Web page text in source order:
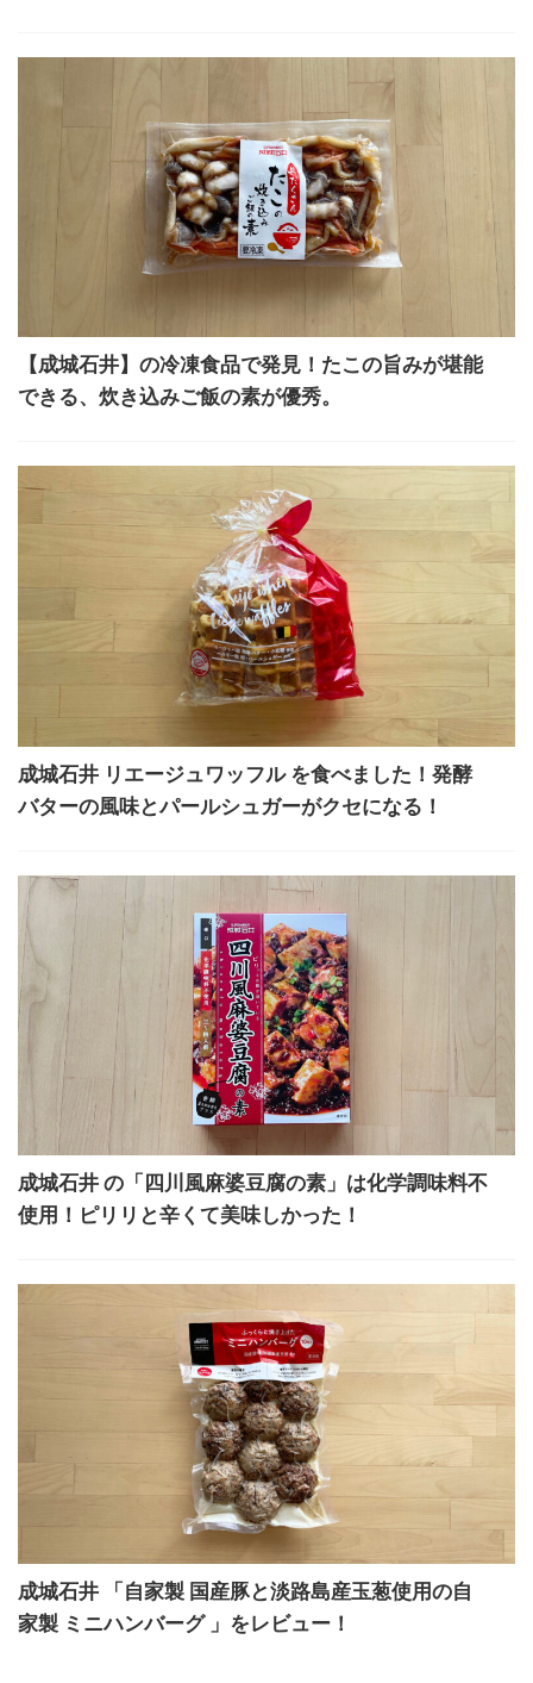
【成城石井】の冷凍食品で発見！たこの旨みが堪能
できる、炊き込みご飯の素が優秀。
成城石井 リエージュワッフル を食べました！発酵
バターの風味とパールシュガーがクセになる！
成城石井 の「四川風麻婆豆腐の素」は化学調味料不
使用！ピリリと辛くて美味しかった！
成城石井 「自家製 国産豚と淡路島産玉葱使用の自
家製 ミニハンバーグ 」をレビュー！